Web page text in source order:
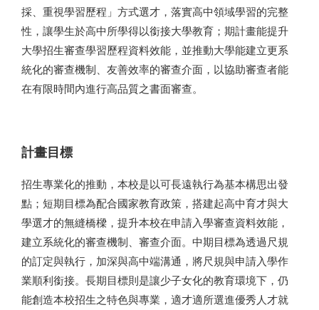
採、重視學習歷程」方式選才，落實高中領域學習的完整
性，讓學生於高中所學得以銜接大學教育；期計畫能提升
大學招生審查學習歷程資料效能，並推動大學能建立更系
統化的審查機制、友善效率的審查介面，以協助審查者能
在有限時間內進行高品質之書面審查。
計畫目標
招生專業化的推動，本校是以可長遠執行為基本構思出發
點；短期目標為配合國家教育政策，搭建起高中育才與大
學選才的無縫橋樑，提升本校在申請入學審查資料效能，
建立系統化的審查機制、審查介面。中期目標為透過尺規
的訂定與執行，加深與高中端溝通，將尺規與申請入學作
業順利銜接。長期目標則是讓少子女化的教育環境下，仍
能創造本校招生之特色與專業，適才適所選進優秀人才就